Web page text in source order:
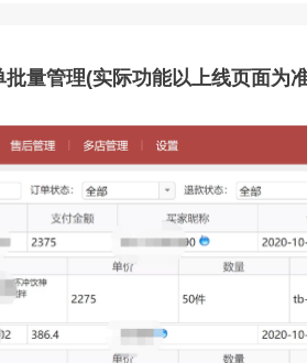
批量管理(实际功能以上线页面为